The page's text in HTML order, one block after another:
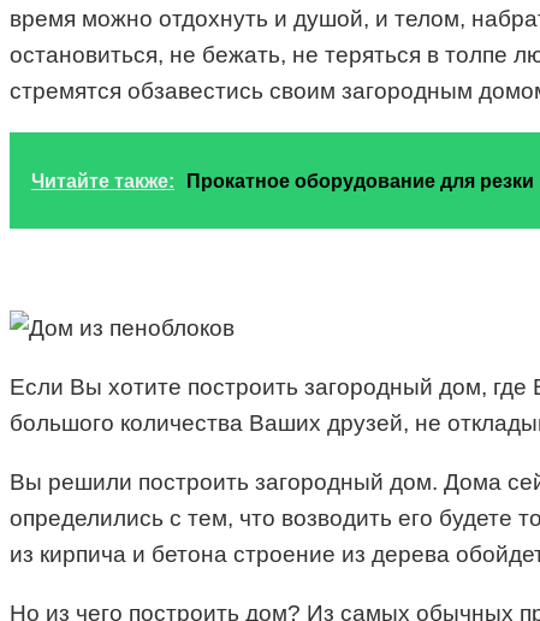
время можно отдохнуть и душой, и телом,
остановиться, не бежать, не теряться в
стремятся обзавестись своим загородным
Читайте также: Прокатное оборудование для
Если Вы хотите построить загородный дом,
большого количества Ваших друзей, не
Вы решили построить загородный дом. Дома
определились с тем, что возводить его будете
из кирпича и бетона строение из дерева
Но из чего построить дом? Из самых обычных